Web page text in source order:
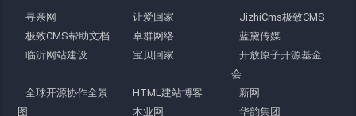
寻亲网 让爱回家
JizhiCms极致CMS
极致CMS帮助文档
卓群网络
蓝黛传媒
临沂网站建设
宝贝回家
开放原子开源基金
会
全球开源协作全景
图
HTML建站博客
新网
木业网
华韵集团